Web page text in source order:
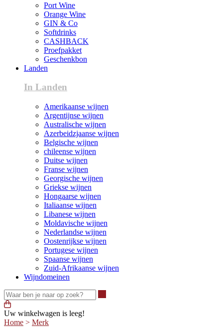
Port Wine
Orange Wine
GIN & Co
Softdrinks
CASHBACK
Proefpakket
Geschenkbon
Landen
In Landen
Amerikaanse wijnen
Argentijnse wijnen
Australische wijnen
Azerbeidzjaanse wijnen
Belgische wijnen
chileense wijnen
Duitse wijnen
Franse wijnen
Georgische wijnen
Griekse wijnen
Hongaarse wijnen
Italiaanse wijnen
Libanese wijnen
Moldavische wijnen
Nederlandse wijnen
Oostenrijkse wijnen
Portugese wijnen
Spaanse wijnen
Zuid-Afrikaanse wijnen
Wijndomeinen
Uw winkelwagen is leeg!
Home > Merk